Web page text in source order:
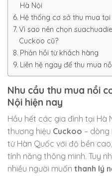
Hà Nội
Hệ thống cơ sở thu mua tại
Vì sao nên chọn
Cuckoo cũ?
Phản hồi từ khách hàng
Liên hệ ngay để thu mua
Nhu cầu thu mua nồi
Nội hiện nay
Hầu hết các gia đình tại Hà
thương hiệu Cuckoo – dòng
từ Hàn Quốc với độ bền
tính năng thông minh. Tuy
nhiều người muốn thanh lý